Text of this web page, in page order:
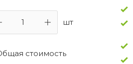
шт
стоимость